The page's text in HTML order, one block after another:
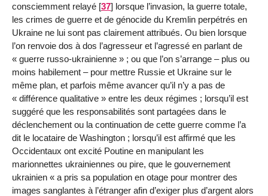
consciemment relayé [37] lorsque l’invasion, la guerre totale,
les crimes de guerre et de génocide du Kremlin perpétrés en
Ukraine ne lui sont pas clairement attribués. Ou bien lorsque
l’on renvoie dos à dos l’agresseur et l’agressé en parlant de
« guerre russo-ukrainienne » ; ou que l’on s’arrange – plus ou
moins habilement – pour mettre Russie et Ukraine sur le
même plan, et parfois même avancer qu’il n’y a pas de
« différence qualitative » entre les deux régimes ; lorsqu’il est
suggéré que les responsabilités sont partagées dans le
déclenchement ou la continuation de cette guerre comme l’a
dit le locataire de Washington ; lorsqu’il est affirmé que les
Occidentaux ont excité Poutine en manipulant les
marionnettes ukrainiennes ou pire, que le gouvernement
ukrainien « a pris sa population en otage pour montrer des
images sanglantes à l’étranger afin d’exiger plus d’argent alors